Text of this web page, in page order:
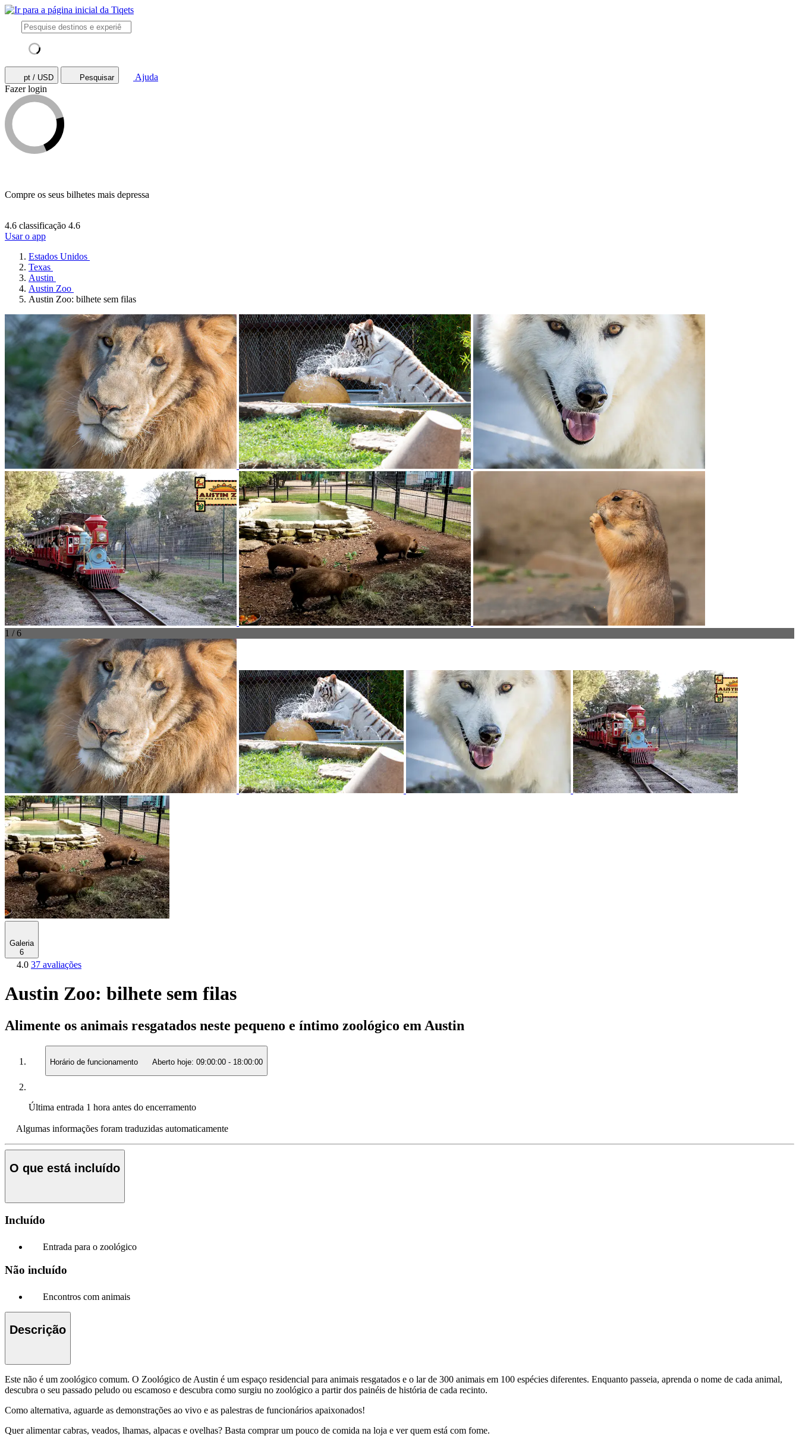
pt / USD Pesquisar
Ajuda
Fazer login
Compre os seus bilhetes mais depressa
4.6 classificação 4.6
Usar o app
Estados Unidos
Texas
Austin
Austin Zoo
Austin Zoo: bilhete sem filas
1 / 6
Galeria
6
4.0 37 avaliações
Austin Zoo: bilhete sem filas
Alimente os animais resgatados neste pequeno e íntimo zoológico em Austin
Horário de funcionamento Aberto hoje: 09:00:00 - 18:00:00
Última entrada 1 hora antes do encerramento
Algumas informações foram traduzidas automaticamente
O que está incluído
Incluído
Entrada para o zoológico
Não incluído
Encontros com animais
Descrição
Este não é um zoológico comum. O Zoológico de Austin é um espaço residencial para animais resgatados e o lar de 300 animais em 100 espécies diferentes. Enquanto passeia, aprenda o nome de cada animal,
descubra o seu passado peludo ou escamoso e descubra como surgiu no zoológico a partir dos painéis de história de cada recinto.
Como alternativa, aguarde as demonstrações ao vivo e as palestras de funcionários apaixonados!
Quer alimentar cabras, veados, lhamas, alpacas e ovelhas? Basta comprar um pouco de comida na loja e ver quem está com fome.